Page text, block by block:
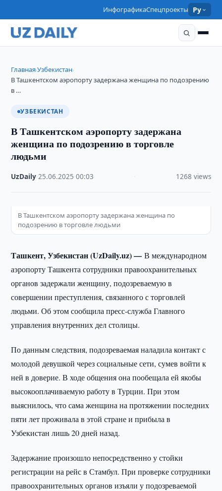
ИнфографикаСпецпроекты Ру
Главная›Узбекистан›
В Ташкентском аэропорту задержана женщина по подозрению
в …
УЗБЕКИСТАН
В Ташкентском аэропорту задержана
женщина по подозрению в торговле
людьми
UzDaily ·25.06.2025 ·00:03 1268 views
В Ташкентском аэропорту задержана женщина по
подозрению в торговле людьми
Ташкент, Узбекистан (UzDaily.uz) —В международном
аэропорту Ташкента сотрудники правоохранительных
органов задержали женщину, подозреваемую в
совершении преступления, связанного с торговлей
людьми. Об этом сообщила пресс-служба Главного
управления внутренних дел столицы.
По данным следствия, подозреваемая наладила контакт с
молодой девушкой через социальные сети, сумев войти к
ней в доверие. В ходе общения она пообещала ей якобы
высокооплачиваемую работу в Турции. При этом
выяснилось, что сама женщина на протяжении последних
пяти лет проживала в этой стране и прибыла в
Узбекистан лишь 20 дней назад.
Задержание произошло непосредственно у стойки
регистрации на рейс в Стамбул. При проверке сотрудники
правоохранительных органов изъяли у подозреваемой